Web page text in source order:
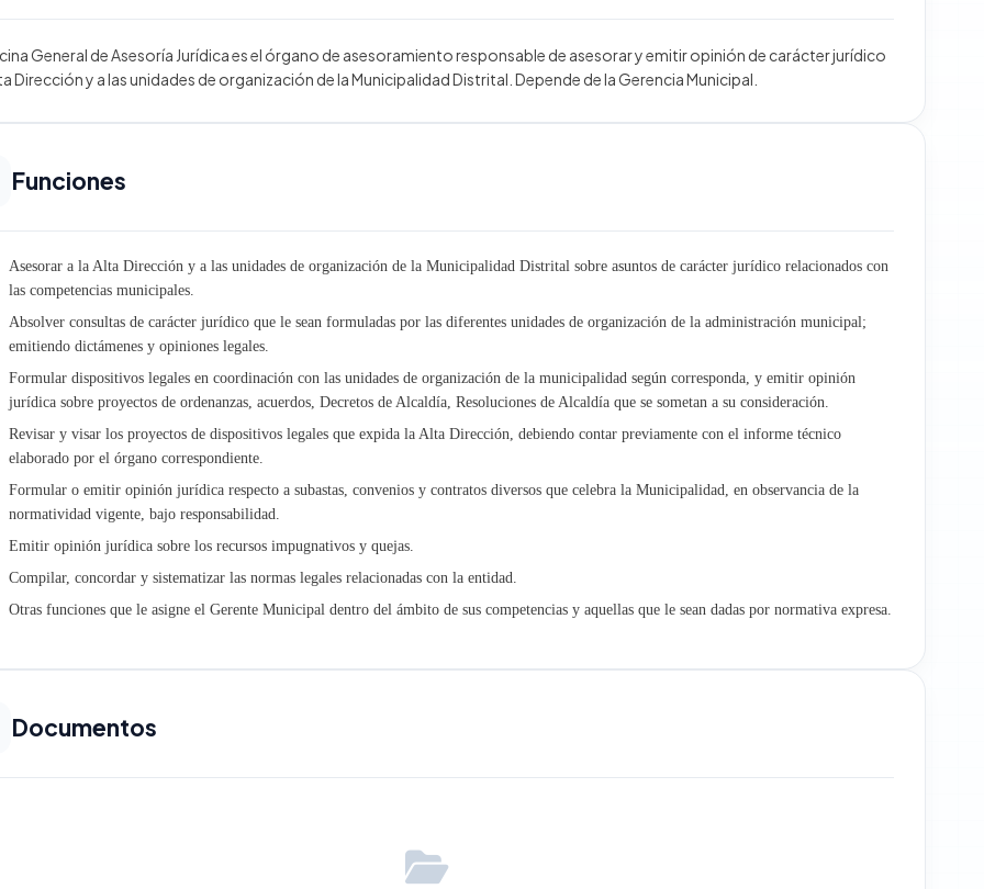
General de Asesoría Jurídica es el órgano de asesoramiento responsable de asesorar y emitir opinión de carácter jurídico
Dirección y a las unidades de organización de la Municipalidad Distrital. Depende de la Gerencia Municipal.
Funciones
Asesorar a la Alta Dirección y a las unidades de organización de la Municipalidad Distrital sobre asuntos de carácter jurídico relacionados con
las competencias municipales.
Absolver consultas de carácter jurídico que le sean formuladas por las diferentes unidades de organización de la administración municipal;
emitiendo dictámenes y opiniones legales.
Formular dispositivos legales en coordinación con las unidades de organización de la municipalidad según corresponda, y emitir opinión
jurídica sobre proyectos de ordenanzas, acuerdos, Decretos de Alcaldía, Resoluciones de Alcaldía que se sometan a su consideración.
Revisar y visar los proyectos de dispositivos legales que expida la Alta Dirección, debiendo contar previamente con el informe técnico
elaborado por el órgano correspondiente.
Formular o emitir opinión jurídica respecto a subastas, convenios y contratos diversos que celebra la Municipalidad, en observancia de la
normatividad vigente, bajo responsabilidad.
Emitir opinión jurídica sobre los recursos impugnativos y quejas.
Compilar, concordar y sistematizar las normas legales relacionadas con la entidad.
Otras funciones que le asigne el Gerente Municipal dentro del ámbito de sus competencias y aquellas que le sean dadas por normativa expresa.
Documentos